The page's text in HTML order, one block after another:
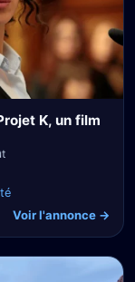
K, un film
Voir l'annonce →